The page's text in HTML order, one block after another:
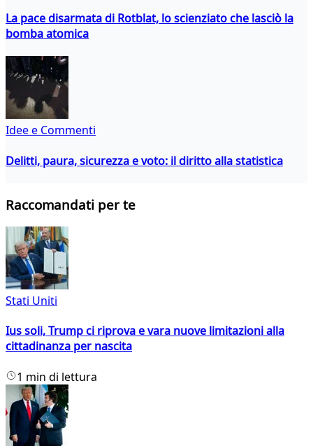
La pace disarmata di Rotblat, lo scienziato che lasciò la
bomba atomica
Idee e Commenti
Delitti, paura, sicurezza e voto: il diritto alla statistica
Raccomandati per te
Stati Uniti
Ius soli, Trump ci riprova e vara nuove limitazioni alla
cittadinanza per nascita
1 min di lettura